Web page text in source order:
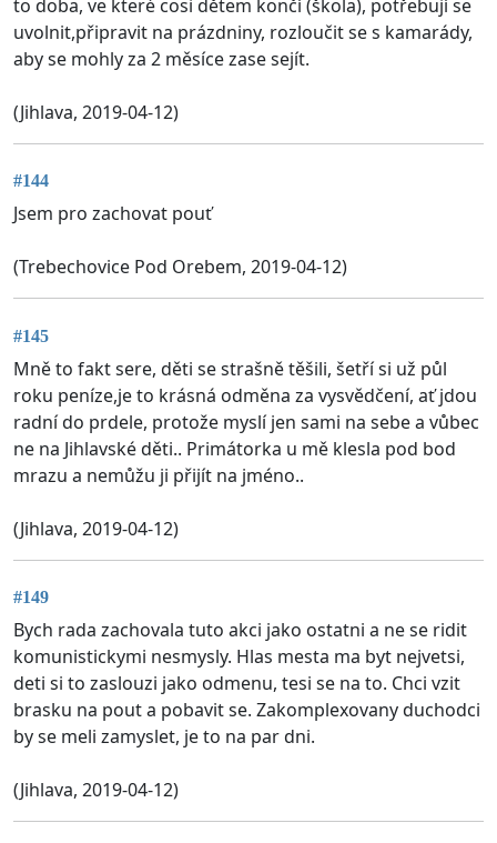
to doba, ve které cosi dětem končí (škola), potřebují se
uvolnit,připravit na prázdniny, rozloučit se s kamarády,
aby se mohly za 2 měsíce zase sejít.
(Jihlava, 2019-04-12)
#144
Jsem pro zachovat pouť
(Trebechovice Pod Orebem, 2019-04-12)
#145
Mně to fakt sere, děti se strašně těšili, šetří si už půl
roku peníze,je to krásná odměna za vysvědčení, ať jdou
radní do prdele, protože myslí jen sami na sebe a vůbec
ne na Jihlavské děti.. Primátorka u mě klesla pod bod
mrazu a nemůžu ji přijít na jméno..
(Jihlava, 2019-04-12)
#149
Bych rada zachovala tuto akci jako ostatni a ne se ridit
komunistickymi nesmysly. Hlas mesta ma byt nejvetsi,
deti si to zaslouzi jako odmenu, tesi se na to. Chci vzit
brasku na pout a pobavit se. Zakomplexovany duchodci
by se meli zamyslet, je to na par dni.
(Jihlava, 2019-04-12)